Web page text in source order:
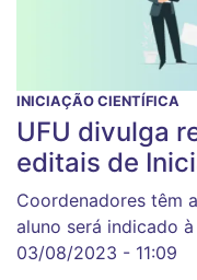
INICIAÇÃO CIENTÍFICA
UFU divulga
editais de
Coordenadores têm
aluno será indicado
03/08/2023 - 11:09